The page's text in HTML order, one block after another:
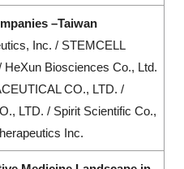
–Taiwan
Inc. / STEMCELL
HeXun Biosciences Co., Ltd.
CO., LTD. /
LTD. / Spirit Scientific Co.,
Inc.